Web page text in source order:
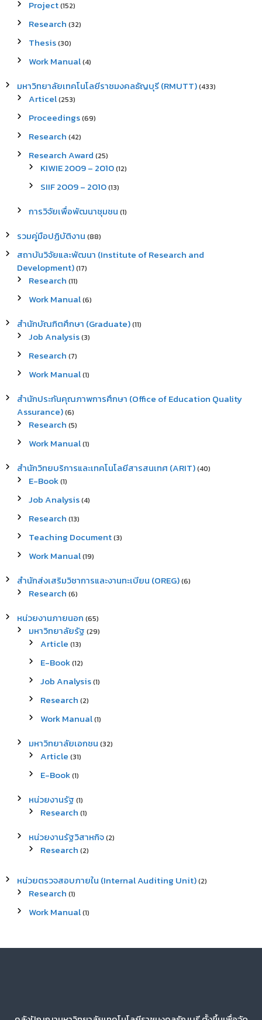
Project(152)
Research (32)
Thesis(30)
Work Manual(4)
มหาวิทยาลัยเทคโนโลยีราชมงคลธัญบุรี (RMUTT)(433)
Articel(253)
Proceedings(69)
Research (42)
Research Award (25)
KIWIE 2009 – 2010(12)
SIIF 2009 – 2010(13)
การวิจัยเพื่อพัฒนาชุมชน (1)
รวมคู่มือปฏิบัติงาน (88)
สถาบันวิจัยและพัฒนา (Institute of Research and
Development)(17)
Research (11)
Work Manual(6)
สำนักบัณฑิตศึกษา (Graduate)(11)
Job Analysis(3)
Research (7)
Work Manual(1)
สำนักประกันคุณภาพการศึกษา (Office of Education Quality
Assurance)(6)
Research (5)
Work Manual(1)
สำนักวิทยบริการและเทคโนโลยีสารสนเทศ (ARIT)(40)
E-Book(1)
Job Analysis(4)
Research (13)
Teaching Document(3)
Work Manual(19)
สำนักส่งเสริมวิชาการและงานทะเบียน (OREG)(6)
Research (6)
หน่วยงานภายนอก (65)
มหาวิทยาลัยรัฐ (29)
Article (13)
E-Book(12)
Job Analysis(1)
Research (2)
Work Manual(1)
มหาวิทยาลัยเอกชน (32)
Article (31)
E-Book(1)
หน่วยงานรัฐ (1)
Research (1)
หน่วยงานรัฐวิสาหกิจ(2)
Research (2)
หน่วยตรวจสอบภายใน (Internal Auditing Unit)(2)
Research (1)
Work Manual(1)